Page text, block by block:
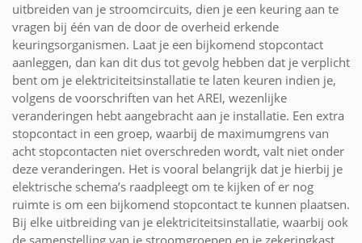
uitbreiden van je stroomcircuits, dien je een keuring aan te
vragen bij één van de door de overheid erkende
keuringsorganismen. Laat je een bijkomend stopcontact
aanleggen, dan kan dit dus tot gevolg hebben dat je verplicht
bent om je elektriciteitsinstallatie te laten keuren indien je,
volgens de voorschriften van het AREI, wezenlijke
veranderingen hebt aangebracht aan je installatie. Een extra
stopcontact in een groep, waarbij de maximumgrens van
acht stopcontacten niet overschreden wordt, valt niet onder
deze veranderingen. Het is vooral belangrijk dat je hierbij je
elektrische schema’s raadpleegt om te kijken of er nog
ruimte is om een bijkomend stopcontact te kunnen plaatsen.
Bij elke uitbreiding van je elektriciteitsinstallatie, waarbij ook
de samenstelling van je stroomgroepen en je zekeringkast